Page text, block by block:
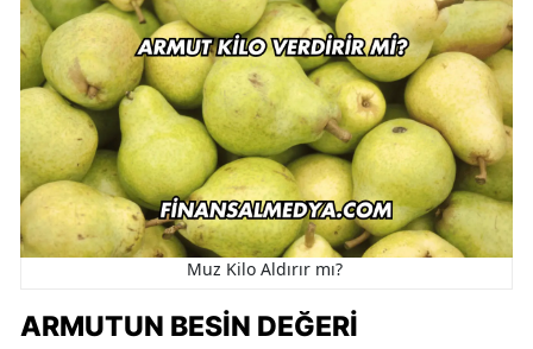
Muz Kilo Aldırır mı?
ARMUTUN BESIN DEĞERI